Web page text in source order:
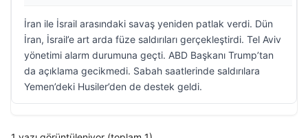
İran ile İsrail arasındaki savaş yeniden patlak verdi. Dün
İran, İsrail’e art arda füze saldırıları gerçekleştirdi. Tel Aviv
yönetimi alarm durumuna geçti. ABD Başkanı Trump’tan
da açıklama gecikmedi. Sabah saatlerinde saldırılara
Yemen’deki Husiler’den de destek geldi.